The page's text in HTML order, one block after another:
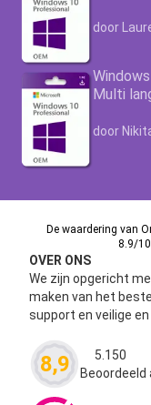
door
Multi
door
De waardering van
8.9/
OVER ONS
We zijn opgericht
maken van het
support en veilige
8,9 Waardering
5.150
Beoordeeld